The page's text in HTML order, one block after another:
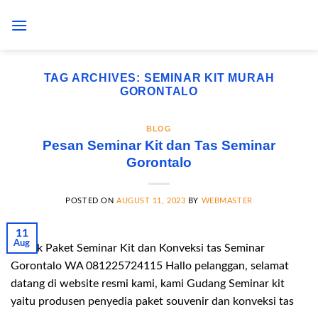
TAG ARCHIVES: SEMINAR KIT MURAH
GORONTALO
BLOG
Pesan Seminar Kit dan Tas Seminar
Gorontalo
POSTED ON AUGUST 11, 2023 BY WEBMASTER
11
Aug
Pabrik Paket Seminar Kit dan Konveksi tas Seminar
Gorontalo WA 081225724115 Hallo pelanggan, selamat
datang di website resmi kami, kami Gudang Seminar kit
yaitu produsen penyedia paket souvenir dan konveksi tas